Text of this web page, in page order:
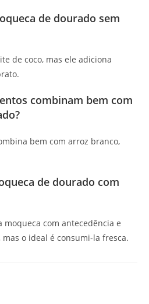
de dourado sem
de coco, mas ele adiciona
combinam bem com
bem com arroz branco,
de dourado com
moqueca com antecedência e
o ideal é consumi-la fresca.